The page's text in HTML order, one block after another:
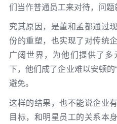
们当作普通员工来对待，问题
究其原因，是董和孟都通过
份的重塑，也实现了对传统
广阔世界，为他们提供了
下，他们成了企业难以安顿
避免。
这样的结果，也不能说企业
目标，和明星员工的关系本